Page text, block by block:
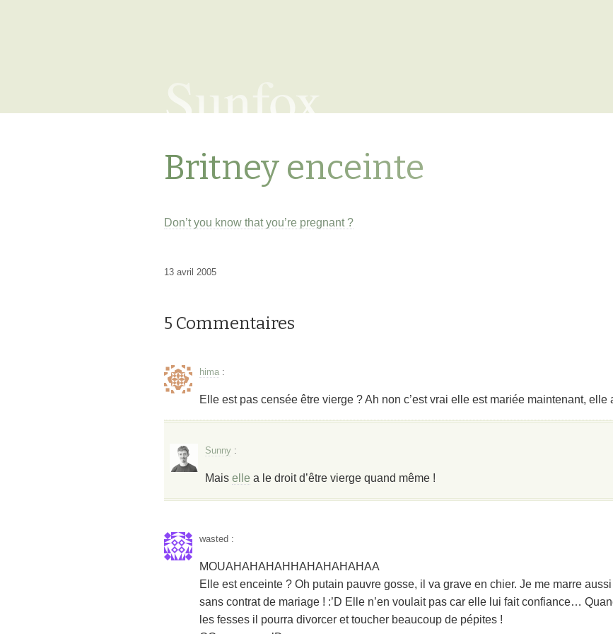
Sunfox
Britney enceinte
Don’t you know that you’re pregnant ?
13 avril 2005
5 Commentaires
hima :
Elle est pas censée être vierge ? Ah non c’est vrai elle est mariée maintenant, elle
Sunny :
Mais elle a le droit d’être vierge quand même !
wasted :
MOUAHAHAHAHHAHAHAHAHAA
Elle est enceinte ? Oh putain pauvre gosse, il va grave en chier. Je me marre
sans contrat de mariage ! :’D Elle n’en voulait pas car elle lui fait confiance…
les fesses il pourra divorcer et toucher beaucoup de pépites !